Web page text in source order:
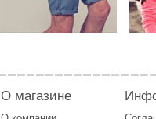
О магазине